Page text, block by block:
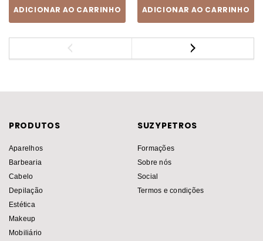
ADICIONAR AO CARRINHO ADICIONAR AO CARRINHO
PRODUTOS
Aparelhos
Barbearia
Cabelo
Depilação
Estética
Makeup
Mobiliário
SUZYPETROS
Formações
Sobre nós
Social
Termos e condições